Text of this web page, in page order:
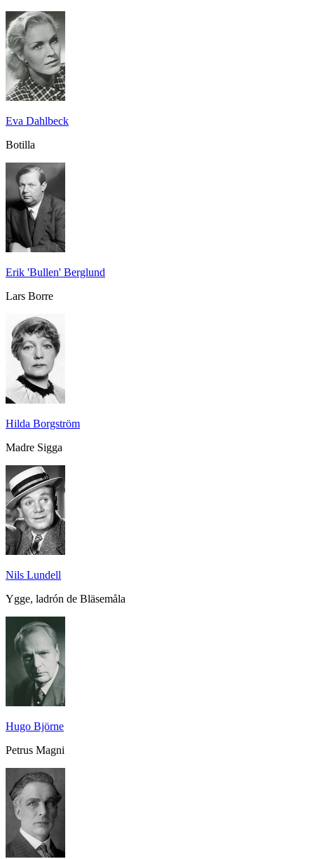
Eva Dahlbeck
Botilla
Erik 'Bullen' Berglund
Lars Borre
Hilda Borgström
Madre Sigga
Nils Lundell
Ygge, ladrón de Bläsemåla
Hugo Björne
Petrus Magni